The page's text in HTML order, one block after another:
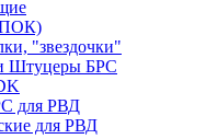
"звездочки"
Штуцеры БРС
для РВД
для РВД